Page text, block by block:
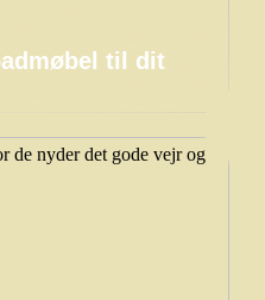
til dit